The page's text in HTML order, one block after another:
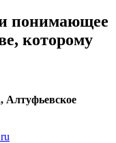
понимающее
которому
, Алтуфьевское